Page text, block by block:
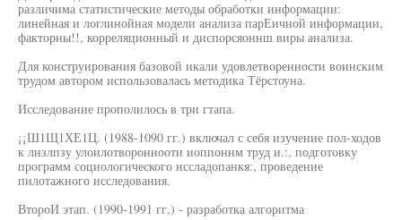
различима статистические методы обработки информации:
линейная и логлинойная модели анализа парЕичной информации,
факторны!!, корреляционный и диспорсяоннш виры анализа.
Для конструирования базовой икали удовлетворенности воинским
трудом автором использовалась методика Тёрстоуна.
Исследование прополилось в три гтапа.
¡¡Ш1Щ1ХЕ1Ц. (1988-1090 гг.) включал с себя изучение пол-ходов
к лнзлпзу улоилотвороннооти иоппоннм труд и.:, подготовку
программ социологического нссладопанкя:, проведение
пилотажного исследования.
ВтороИ этап. (1990-1991 гг,) - разработка алгоритма